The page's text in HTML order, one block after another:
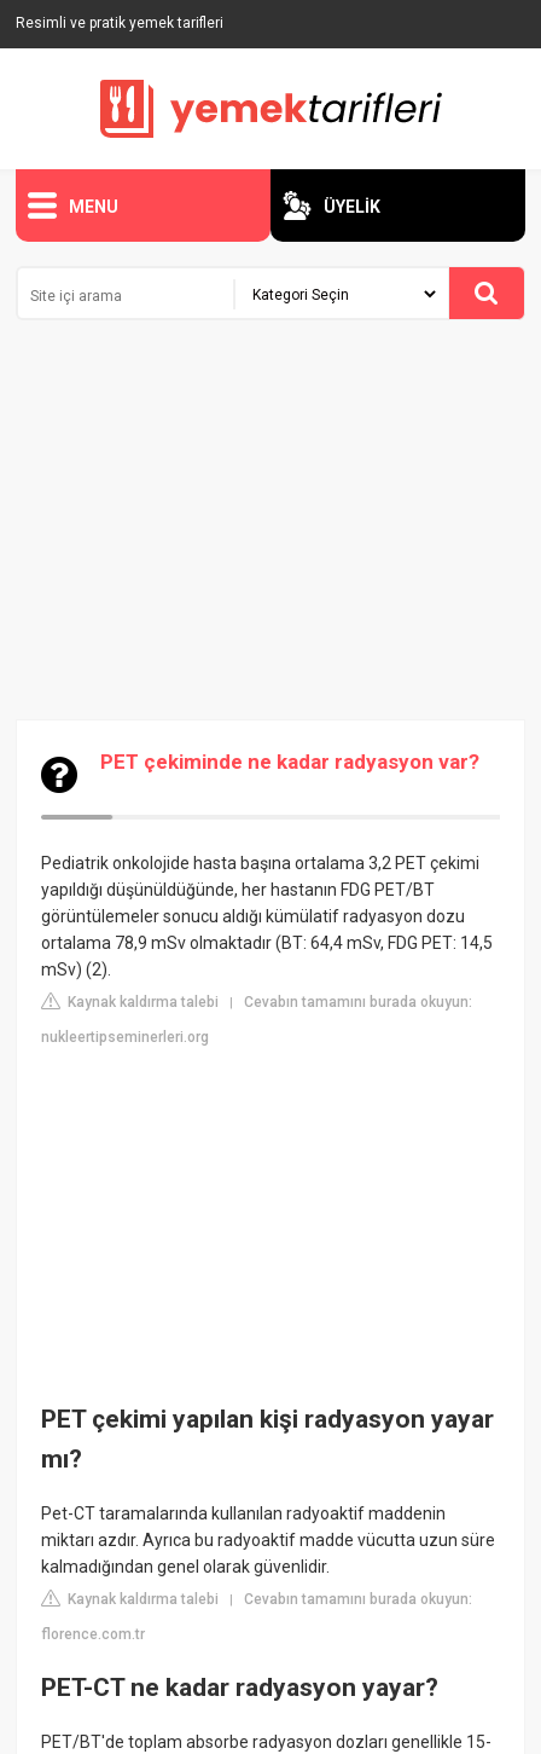
Resimli ve pratik yemek tarifleri
MENU ÜYELİK
PET çekiminde ne kadar radyasyon var?
Pediatrik onkolojide hasta başına ortalama 3,2 PET çekimi
yapıldığı düşünüldüğünde, her hastanın FDG PET/BT
görüntülemeler sonucu aldığı kümülatif radyasyon dozu
ortalama 78,9 mSv olmaktadır (BT: 64,4 mSv, FDG PET: 14,5
mSv) (2).
Kaynak kaldırma talebi |Cevabın tamamını burada okuyun:
nukleertipseminerleri.org
PET çekimi yapılan kişi radyasyon yayar
mı?
Pet-CT taramalarında kullanılan radyoaktif maddenin
miktarı azdır. Ayrıca bu radyoaktif madde vücutta uzun süre
kalmadığından genel olarak güvenlidir.
Kaynak kaldırma talebi |Cevabın tamamını burada okuyun:
florence.com.tr
PET-CT ne kadar radyasyon yayar?
PET/BT'de toplam absorbe radyasyon dozları genellikle 15-